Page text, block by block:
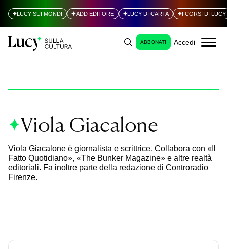
LUCY SUI MONDI ADD EDITORE LUCY DI CARTA I CORSI DI LUCY
ABBONATI Accedi
Viola Giacalone
Viola Giacalone è giornalista e scrittrice. Collabora con «Il
Fatto Quotidiano», «The Bunker Magazine» e altre realtà
editoriali. Fa inoltre parte della redazione di Controradio
Firenze.